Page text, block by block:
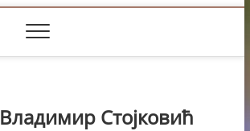
Владимир Стојковић